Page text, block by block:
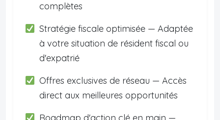
complètes
Stratégie fiscale optimisée — Adaptée
à votre situation de résident fiscal ou
d'expatrié
Offres exclusives de réseau — Accès
direct aux meilleures opportunités
Roadmap d'action clé en main —